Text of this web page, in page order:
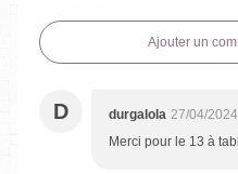
Ajouter un
D durgalola 27/04/
Merci pour le 13 à